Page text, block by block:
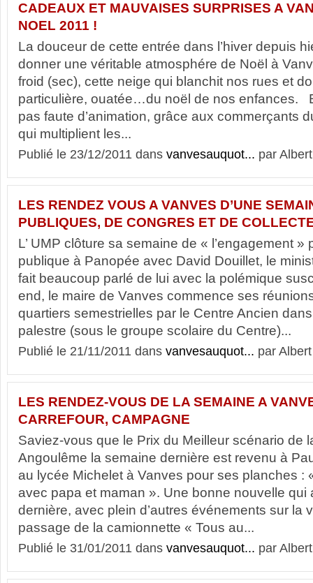
CADEAUX ET MAUVAISES SURPRISES A
NOEL 2011 !
La douceur de cette entrée dans l’hiver depuis
donner une véritable atmosphére de Noël à
froid (sec), cette neige qui blanchit nos rues et
particulière, ouatée…du noël de nos enfances.
pas faute d’animation, grâce aux commerçants
qui multiplient les...
Publié le 23/12/2011 dans vanvesauquot... par
LES RENDEZ VOUS A VANVES D’UNE
PUBLIQUES, DE CONGRES ET DE
L’ UMP clôture sa semaine de « l’engagement »
publique à Panopée avec David Douillet, le
fait beaucoup parlé de lui avec la polémique
end, le maire de Vanves commence ses
quartiers semestrielles par le Centre Ancien
palestre (sous le groupe scolaire du Centre)...
Publié le 21/11/2011 dans vanvesauquot... par
LES RENDEZ-VOUS DE LA SEMAINE A
CARREFOUR, CAMPAGNE
Saviez-vous que le Prix du Meilleur scénario de
Angoulême la semaine dernière est revenu à
au lycée Michelet à Vanves pour ses planches :
avec papa et maman ». Une bonne nouvelle qui
dernière, avec plein d’autres événements sur la
passage de la camionnette « Tous au...
Publié le 31/01/2011 dans vanvesauquot... par